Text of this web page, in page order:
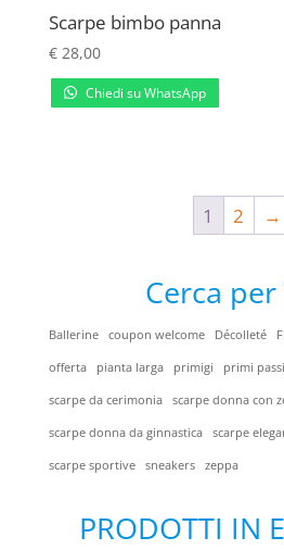
Scarpe bimbo panna
€28,00
Chiedi su WhatsApp
1 2 →
Cerca per
Ballerine coupon welcome Décolleté
offerta pianta larga primigi primi passi
scarpe da cerimonia scarpe donna con
scarpe donna da ginnastica scarpe
scarpe sportive sneakers zeppa
PRODOTTI IN